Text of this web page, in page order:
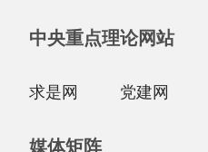
中央重点理论网站
求是网 党建网
媒体矩阵